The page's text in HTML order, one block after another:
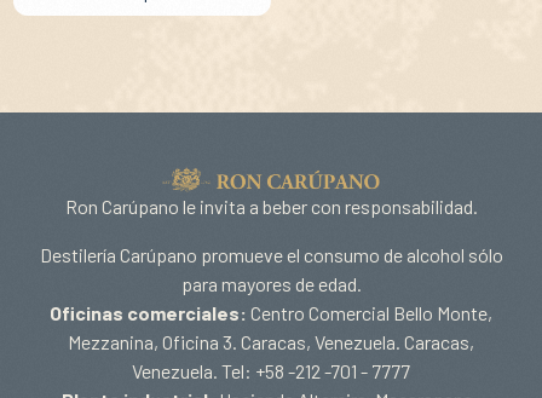
Ron Carúpano le invita a beber con responsabilidad.
Destilería Carúpano promueve el consumo de alcohol sólo
para mayores de edad.
Oficinas comerciales: Centro Comercial Bello Monte,
Mezzanina, Oficina 3. Caracas, Venezuela. Caracas,
Venezuela. Tel: +58 -212 -701 - 7777